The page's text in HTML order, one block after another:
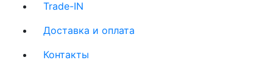
Trade-IN
Доставка и оплата
Контакты